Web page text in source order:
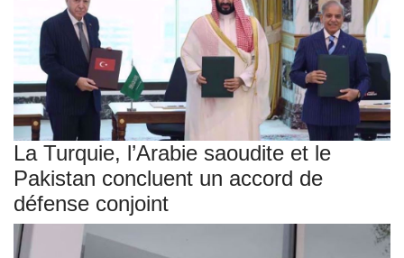
La Turquie, l’Arabie saoudite et le
Pakistan concluent un accord de
défense conjoint